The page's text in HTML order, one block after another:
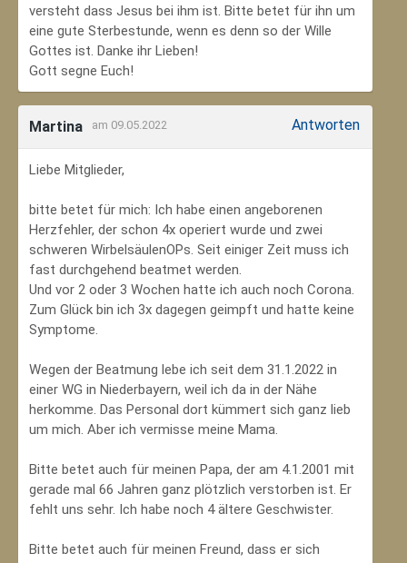
versteht dass Jesus bei ihm ist. Bitte betet für ihn um
eine gute Sterbestunde, wenn es denn so der Wille
Gottes ist. Danke ihr Lieben!
Gott segne Euch!
Martina am 09.05.2022 Antworten
Liebe Mitglieder,
bitte betet für mich: Ich habe einen angeborenen
Herzfehler, der schon 4x operiert wurde und zwei
schweren WirbelsäulenOPs. Seit einiger Zeit muss ich
fast durchgehend beatmet werden.
Und vor 2 oder 3 Wochen hatte ich auch noch Corona.
Zum Glück bin ich 3x dagegen geimpft und hatte keine
Symptome.
Wegen der Beatmung lebe ich seit dem 31.1.2022 in
einer WG in Niederbayern, weil ich da in der Nähe
herkomme. Das Personal dort kümmert sich ganz lieb
um mich. Aber ich vermisse meine Mama.
Bitte betet auch für meinen Papa, der am 4.1.2001 mit
gerade mal 66 Jahren ganz plötzlich verstorben ist. Er
fehlt uns sehr. Ich habe noch 4 ältere Geschwister.
Bitte betet auch für meinen Freund, dass er sich